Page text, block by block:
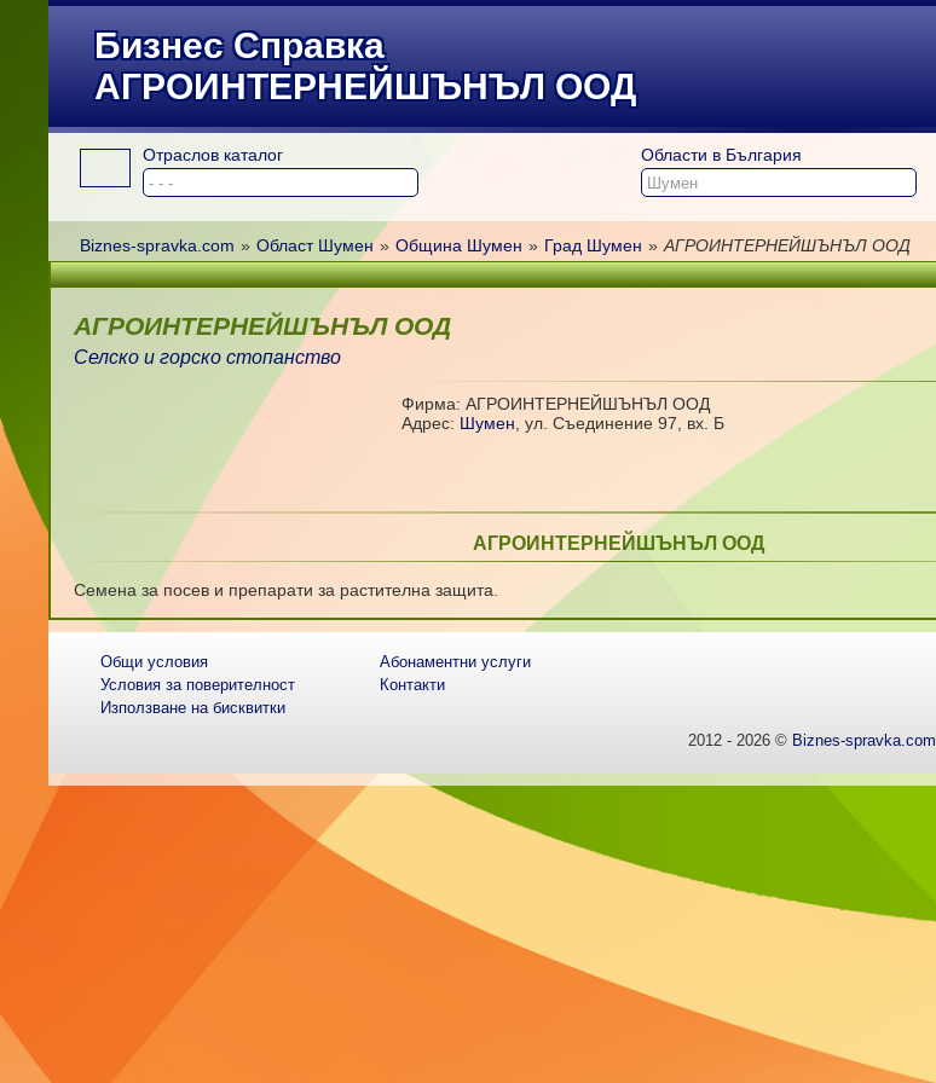
Бизнес Справка
АГРОИНТЕРНЕЙШЪНЪЛ ООД
Отраслов каталог Области в България
Biznes-spravka.com » Област Шумен » Община Шумен » Град Шумен » АГРОИНТЕРНЕЙШЪНЪЛ ООД
АГРОИНТЕРНЕЙШЪНЪЛ ООД
Селско и горско стопанство
Фирма: АГРОИНТЕРНЕЙШЪНЪЛ ООД
Адрес: Шумен ,ул. Съединение 97, вх. Б
АГРОИНТЕРНЕЙШЪНЪЛ ООД
Семена за посев и препарати за растителна защита.
Общи условия
Условия за поверителност
Използване на бисквитки
Абонаментни услуги
Контакти
2012 - 2026 © Biznes-spravka.com